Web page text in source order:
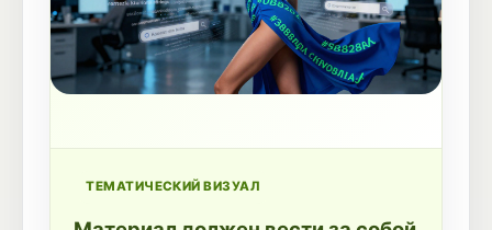
ТЕМАТИЧЕСКИЙ ВИЗУАЛ